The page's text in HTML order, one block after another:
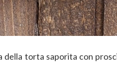
della torta saporita con